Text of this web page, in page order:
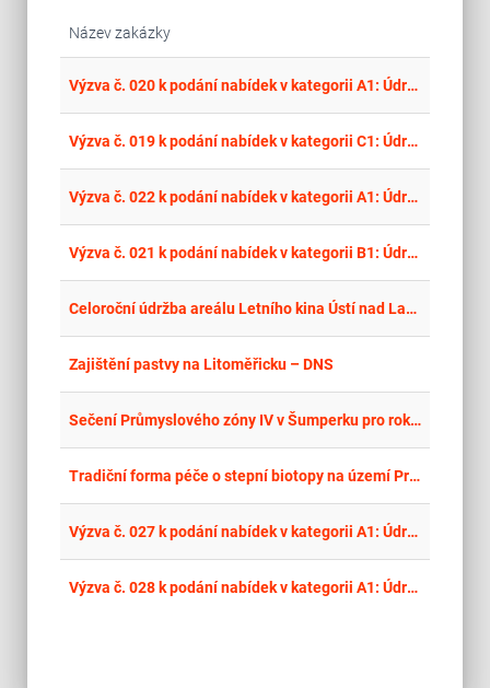
Název zakázky
Výzva č. 020 k podání nabídek v kategorii A1: Údržba HOZ Sokoleč
Výzva č. 019 k podání nabídek v kategorii C1: Údržba HOZ Roudné
Výzva č. 022 k podání nabídek v kategorii A1: Údržba HOZ Vysočany
Výzva č. 021 k podání nabídek v kategorii B1: Údržba HOZ Spojil I
Celoroční údržba areálu Letního kina Ústí nad Labem
Zajištění pastvy na Litoměřicku – DNS
Sečení Průmyslového zóny IV v Šumperku pro rok 2026
Tradiční forma péče o stepní biotopy na území Prahy v letech 2026 - 2027
Výzva č. 027 k podání nabídek v kategorii A1: Údržba HOZ Lanškroun
Výzva č. 028 k podání nabídek v kategorii A1: Údržba HOZ Táborsko